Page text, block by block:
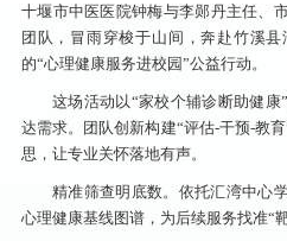
十堰市中医医院钟梅与李郧丹主任、
团队，冒雨穿梭于山间，奔赴竹溪
的“心理健康服务进校园”公益行动。
这场活动以“家校个辅诊断助健康
达需求。团队创新构建“评估-干预-教
思，让专业关怀落地有声。
精准筛查明底数。依托汇湾中心
心理健康基线图谱，为后续服务找准“靶